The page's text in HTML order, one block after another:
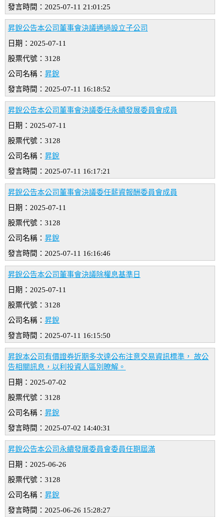
發言時間：2025-07-11 21:01:25
昇銳公告本公司董事會決議通過設立子公司
日期：2025-07-11
股票代號：3128
公司名稱： 昇銳
發言時間：2025-07-11 16:18:52
昇銳公告本公司董事會決議委任永續發展委員會成員
日期：2025-07-11
股票代號：3128
公司名稱： 昇銳
發言時間：2025-07-11 16:17:21
昇銳公告本公司董事會決議委任薪資報酬委員會成員
日期：2025-07-11
股票代號：3128
公司名稱： 昇銳
發言時間：2025-07-11 16:16:46
昇銳公告本公司董事會決議除權息基準日
日期：2025-07-11
股票代號：3128
公司名稱： 昇銳
發言時間：2025-07-11 16:15:50
昇銳本公司有價證券近期多次達公布注意交易資訊標準， 故公
告相關訊息，以利投資人區別暸解。
日期：2025-07-02
股票代號：3128
公司名稱： 昇銳
發言時間：2025-07-02 14:40:31
昇銳公告本公司永續發展委員會委員任期屆滿
日期：2025-06-26
股票代號：3128
公司名稱： 昇銳
發言時間：2025-06-26 15:28:27